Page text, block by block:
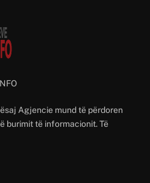
Agjencie mund të përdoren
burimit të informacionit. Të